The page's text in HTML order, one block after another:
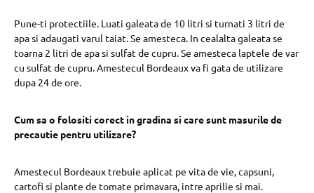
Pune-ti protectiile. Luati galeata de 10 litri si turnati 3 litri de
apa si adaugati varul taiat. Se amesteca. In cealalta galeata se
toarna 2 litri de apa si sulfat de cupru. Se amesteca laptele de var
cu sulfat de cupru. Amestecul Bordeaux va fi gata de utilizare
dupa 24 de ore.
Cum sa o folositi corect in gradina si care sunt masurile de
precautie pentru utilizare?
Amestecul Bordeaux trebuie aplicat pe vita de vie, capsuni,
cartofi si plante de tomate primavara, intre aprilie si mai.